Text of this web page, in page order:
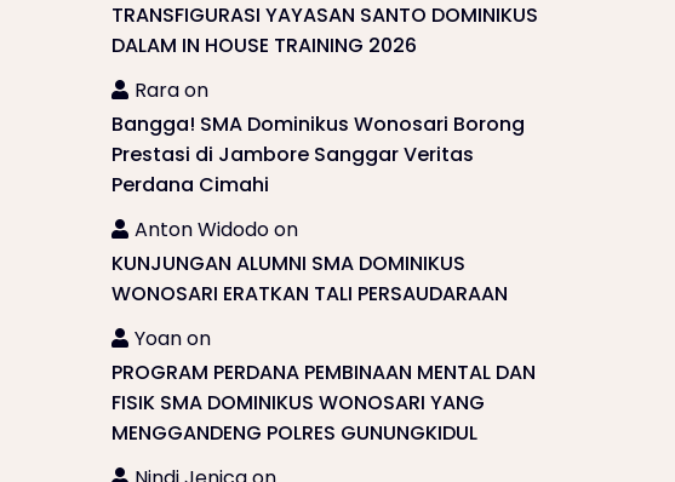
TRANSFIGURASI YAYASAN SANTO DOMINIKUS
DALAM IN HOUSE TRAINING 2026
Raraon
Bangga! SMA Dominikus Wonosari Borong
Prestasi di Jambore Sanggar Veritas
Perdana Cimahi
Anton Widodoon
KUNJUNGAN ALUMNI SMA DOMINIKUS
WONOSARI ERATKAN TALI PERSAUDARAAN
Yoanon
PROGRAM PERDANA PEMBINAAN MENTAL DAN
FISIK SMA DOMINIKUS WONOSARI YANG
MENGGANDENG POLRES GUNUNGKIDUL